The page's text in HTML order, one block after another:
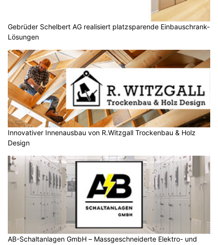
Gebrüder Schelbert AG realisiert platzsparende Einbauschrank-
Lösungen
Innovativer Innenausbau von R.Witzgall Trockenbau & Holz
Design
AB-Schaltanlagen GmbH – Massgeschneiderte Elektro- und